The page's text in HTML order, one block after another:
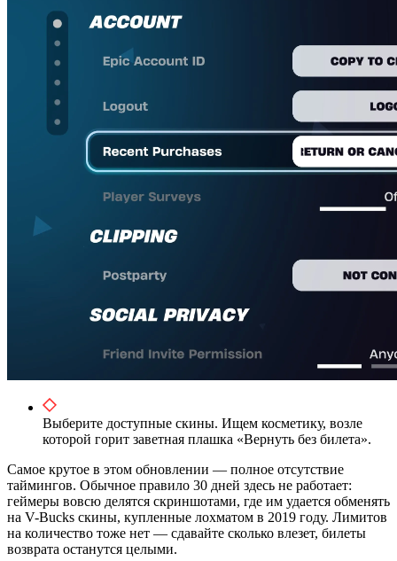
Выберите доступные скины. Ищем косметику, возле
которой горит заветная плашка «Вернуть без билета».
Самое крутое в этом обновлении — полное отсутствие
таймингов. Обычное правило 30 дней здесь не работает:
геймеры вовсю делятся скриншотами, где им удается обменять
на V-Bucks скины, купленные лохматом в 2019 году. Лимитов
на количество тоже нет — сдавайте сколько влезет, билеты
возврата останутся целыми.